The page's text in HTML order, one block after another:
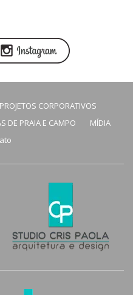
PROJETOS CORPORATIVOS
DE PRAIA E CAMPO
MÍDIA